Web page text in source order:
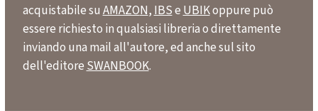
acquistabile su AMAZON, IBSe UBIKoppure può
essere richiesto in qualsiasi libreria o direttamente
inviando una mail all'autore, ed anche sul sito
dell'editore SWANBOOK.